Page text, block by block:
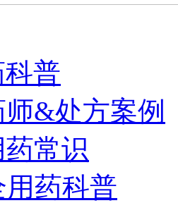
普
&处方案例
常识
用药科普